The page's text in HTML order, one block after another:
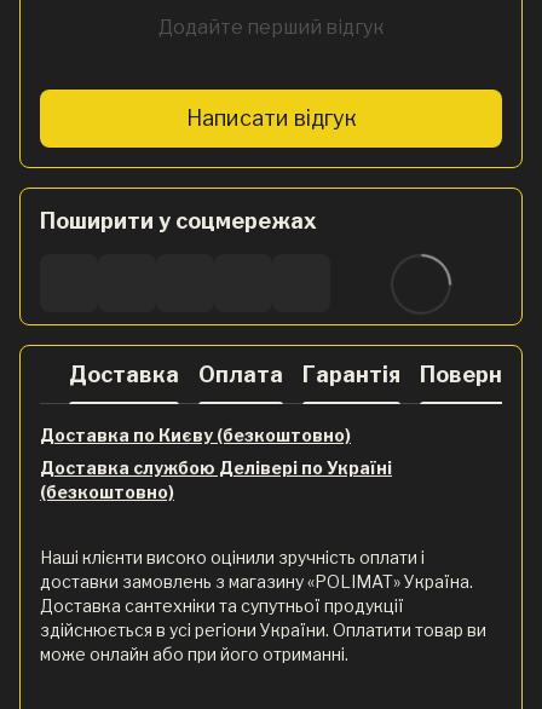
Додайте перший відгук
Написати відгук
Поширити у соцмережах
Доставка Оплата Гарантія
Доставка по Києву (безкоштовно)
Доставка службою Делівері по Україні
(безкоштовно)
Наші клієнти високо оцінили зручність оплати і
доставки замовлень з магазину «POLIMAT» Україна.
Доставка сантехніки та супутньої продукції
здійснюється в усі регіони України. Оплатити товар ви
може онлайн або при його отриманні.